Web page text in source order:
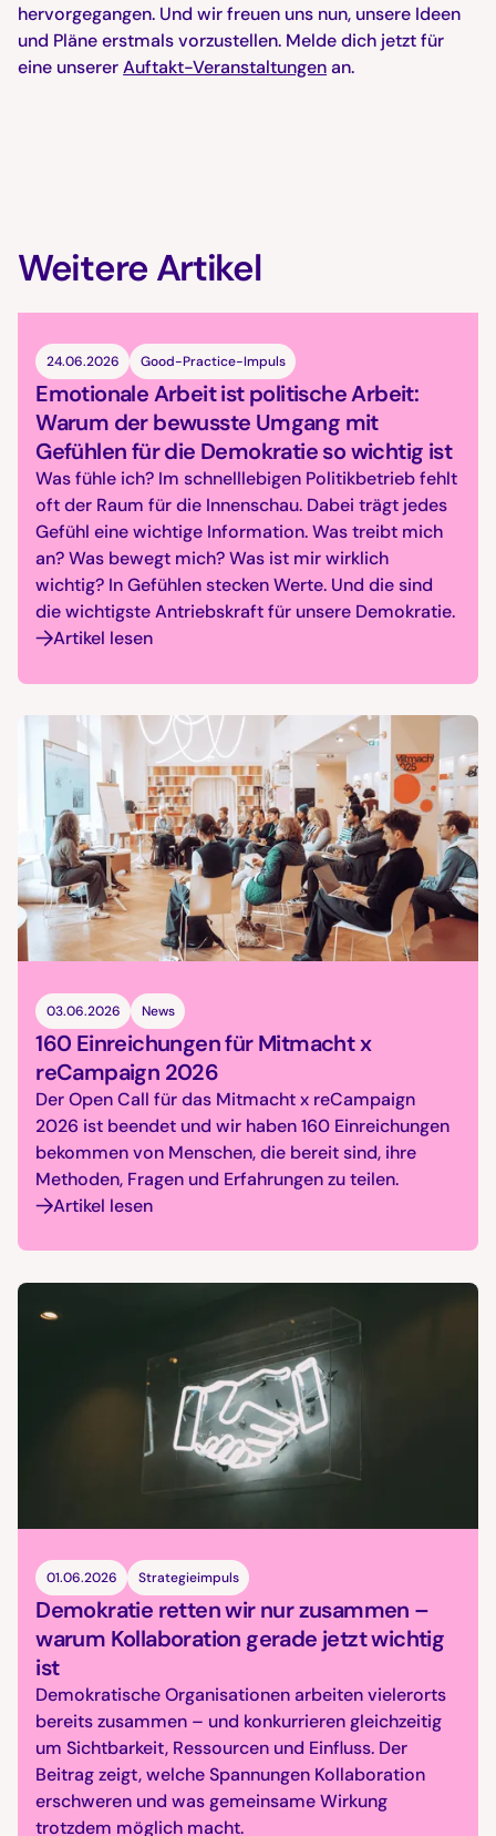
hervorgegangen. Und wir freuen uns nun, unsere Ideen
und Pläne erstmals vorzustellen. Melde dich jetzt für
eine unsererAuftakt-Veranstaltungenan.
Weitere Artikel
24.06.2026 Good-Practice-Impuls
Emotionale Arbeit ist politische Arbeit:
Warum der bewusste Umgang mit
Gefühlen für die Demokratie so wichtig ist
Was fühle ich? Im schnelllebigen Politikbetrieb fehlt
oft der Raum für die Innenschau. Dabei trägt jedes
Gefühl eine wichtige Information. Was treibt mich
an? Was bewegt mich? Was ist mir wirklich
wichtig? In Gefühlen stecken Werte. Und die sind
die wichtigste Antriebskraft für unsere Demokratie.
Artikel lesen
03.06.2026 News
160 Einreichungen für Mitmacht x
reCampaign 2026
Der Open Call für das Mitmacht x reCampaign
2026 ist beendet und wir haben 160 Einreichungen
bekommen von Menschen, die bereit sind, ihre
Methoden, Fragen und Erfahrungen zu teilen.
Artikel lesen
01.06.2026 Strategieimpuls
Demokratie retten wir nur zusammen –
warum Kollaboration gerade jetzt wichtig
ist
Demokratische Organisationen arbeiten vielerorts
bereits zusammen – und konkurrieren gleichzeitig
um Sichtbarkeit, Ressourcen und Einfluss. Der
Beitrag zeigt, welche Spannungen Kollaboration
erschweren und was gemeinsame Wirkung
trotzdem möglich macht.